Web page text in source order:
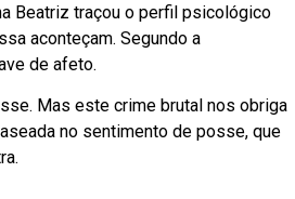
Beatriz traçou o perfil psicológico
aconteçam. Segundo a
de afeto.
Mas este crime brutal nos obriga
no sentimento de posse, que